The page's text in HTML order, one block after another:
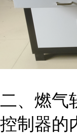
二、燃气
控制器的